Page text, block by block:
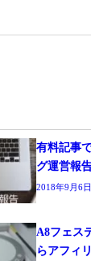
有料記事
グ運営報
2018年9月6日
A8フェス
らアフィ